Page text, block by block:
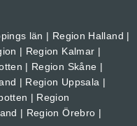
län | Region Halland |
| Region Kalmar |
| Region Skåne |
| Region Uppsala |
| Region
| Region Örebro |